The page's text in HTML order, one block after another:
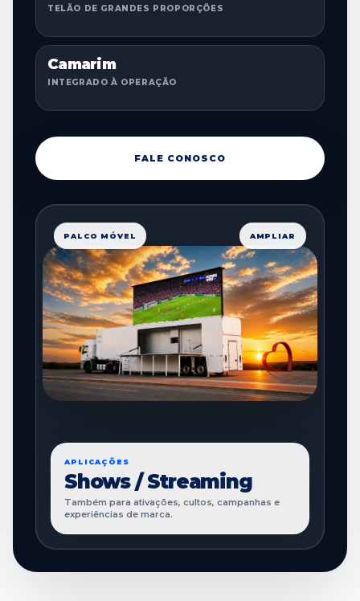
TELÃO DE GRANDES PROPORÇÕES
Camarim
INTEGRADO À OPERAÇÃO
FALE CONOSCO
PALCO MÓVEL AMPLIAR
APLICAÇÕES
Shows / Streaming
Também para ativações, cultos, campanhas e
experiências de marca.